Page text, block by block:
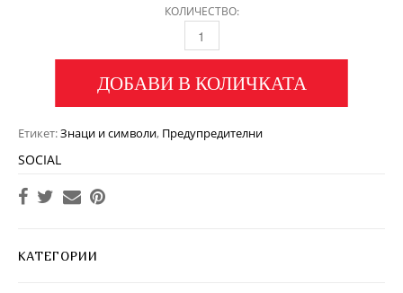
КОЛИЧЕСТВО:
ДОБАВИ В КОЛИЧКАТА
Етикет:Знаци и символи, Предупредителни
SOCIAL
КАТЕГОРИИ